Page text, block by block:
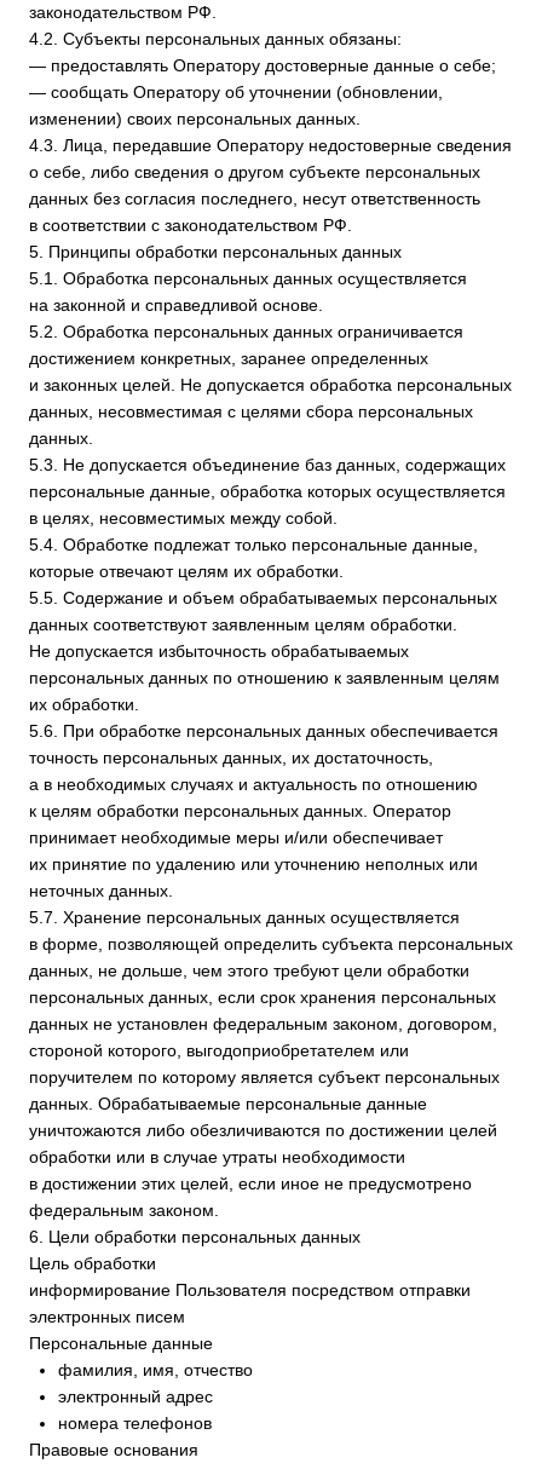
персональных данных, если срок хранения персональных
данных не установлен федеральным законом, договором,
стороной которого, выгодоприобретателем или
поручителем по которому является субъект персональных
данных. Обрабатываемые персональные данные
уничтожаются либо обезличиваются по достижении целей
обработки или в случае утраты необходимости
в достижении этих целей, если иное не предусмотрено
федеральным законом.
6. Цели обработки персональных данных
Цель обработки
информирование Пользователя посредством отправки
электронных писем
Персональные данные
фамилия, имя, отчество
электронный адрес
номера телефонов
Правовые основания
уставные (учредительные) документы Оператора
договоры, заключаемые между оператором и субъектом
персональных данных
Сбор, запись, систематизация, накопление, хранение,
уничтожение и обезличивание персональных данных
Отправка информационных писем на адрес
электронной почты
7. Условия обработки персональных данных
с согласия субъекта персональных данных на обработку его
персональных данных.
7.2. Обработка персональных данных необходима для
достижения целей, предусмотренных международным
договором Российской Федерации или законом, для
Российской Федерации на оператора функций, полномочий
и обязанностей.
7.3. Обработка персональных данных необходима для
осуществления правосудия, исполнения судебного акта,
акта другого органа или должностного лица, подлежащих
Российской Федерации об исполнительном производстве.
7.4. Обработка персональных данных необходима для
исполнения договора, стороной которого либо
выгодоприобретателем или поручителем по которому
является субъект персональных данных, а также для
заключения договора по инициативе субъекта
персональных данных или договора, по которому субъект
персональных данных будет являться
выгодоприобретателем или поручителем.
7.5. Обработка персональных данных необходима для
осуществления прав и законных интересов оператора или
третьих лиц либо для достижения общественно значимых
целей при условии, что при этом не нарушаются права
и свободы субъекта персональных данных.
7.6. Осуществляется обработка персональных данных,
доступ неограниченного круга лиц к которым предоставлен
субъектом персональных данных либо по его просьбе
(далее — общедоступные персональные данные).
7.7. Осуществляется обработка персональных данных,
подлежащих опубликованию или обязательному раскрытию
в соответствии с федеральным законом.
8. Порядок сбора, хранения, передачи и других видов
обработки персональных данных
Безопасность персональных данных, которые
обрабатываются Оператором, обеспечивается путем
реализации правовых, организационных и технических мер,